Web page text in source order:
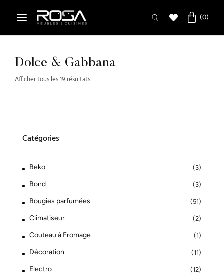
Dolce & Gabbana
Afficher tous les 19 résultats
Catégories
Beko (3)
Bond (3)
Bougies parfumées (51)
Climatiseur (2)
Couteau à Fromage (1)
Décoration (11)
Electro (12)